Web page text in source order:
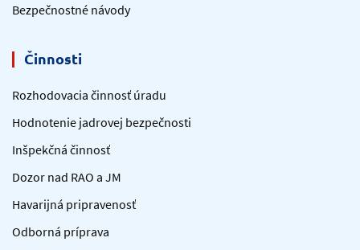
Bezpečnostné návody
Činnosti
Rozhodovacia činnosť úradu
Hodnotenie jadrovej bezpečnosti
Inšpekčná činnosť
Dozor nad RAO a JM
Havarijná pripravenosť
Odborná príprava